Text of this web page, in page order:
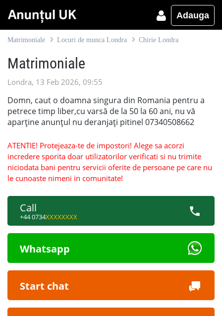
Adauga
Matrimoniale Locuri de munca Londra Chirie Londra
Matrimoniale
Londra, 13 Feb 2026, 09:55
Domn, caut o doamna singura din Romania pentru a
petrece timp liber,cu varsă de la 50 la 60 ani, nu vă
aparține anunțul nu deranjați pitinel 07340508662
ATENTIE! Protejeaza-te de impostori! Alege sa acorzi
incredere sporita doar utilizatorilor verificati si nu trimite
niciodata bani pentru servicii oferite de persoane pe care nu
le cunoaste nimeni in comunitate!
Call
+44 0734XXXXXXXX
Whatsapp
Start chat